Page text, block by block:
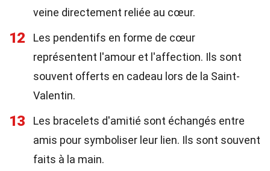
veine directement reliée au cœur.
12
Les pendentifs en forme de cœur
représentent l'amour et l'affection. Ils sont
souvent offerts en cadeau lors de la Saint-
Valentin.
13
Les bracelets d'amitié sont échangés entre
amis pour symboliser leur lien. Ils sont souvent
faits à la main.